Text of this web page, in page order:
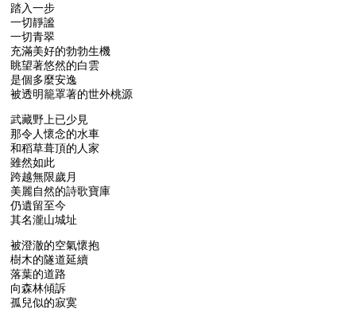
踏入一步
一切靜謐
一切青翠
充滿美好的勃勃生機
眺望著悠然的白雲
是個多麼安逸
被透明籠罩著的世外桃源
武藏野上已少見
那令人懷念的水車
和稻草葺頂的人家
雖然如此
跨越無限歲月
美麗自然的詩歌寶庫
仍遺留至今
其名瀧山城址
被澄澈的空氣懷抱
樹木的隧道延續
落葉的道路
向森林傾訴
孤兒似的寂寞